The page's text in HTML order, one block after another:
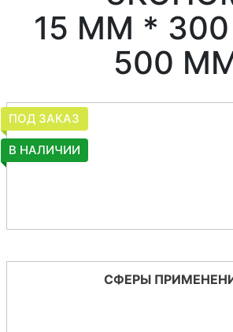
15 ММ *
500
СФЕРЫ
ПОД ЗАКАЗ
В НАЛИЧИИ